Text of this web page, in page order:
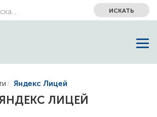
ИСКАТЬ
Яндекс Лицей
ЛИЦЕЙ